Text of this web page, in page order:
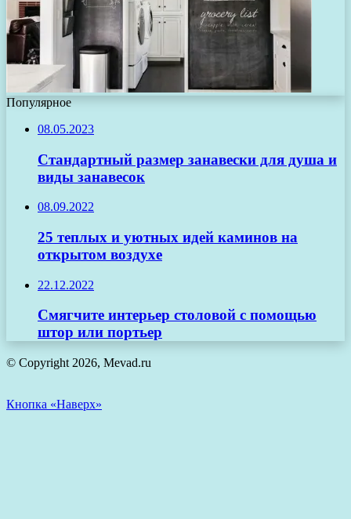
Популярное
08.05.2023
Стандартный размер занавески для душа и
виды занавесок
08.09.2022
25 теплых и уютных идей каминов на
открытом воздухе
22.12.2022
Смягчите интерьер столовой с помощью
штор или портьер
© Copyright 2026, Mevad.ru
Кнопка «Наверх»